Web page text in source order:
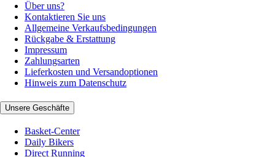
Über uns?
Kontaktieren Sie uns
Allgemeine Verkaufsbedingungen
Rückgabe & Erstattung
Impressum
Zahlungsarten
Lieferkosten und Versandoptionen
Hinweis zum Datenschutz
Unsere Geschäfte
Basket-Center
Daily Bikers
Direct Running